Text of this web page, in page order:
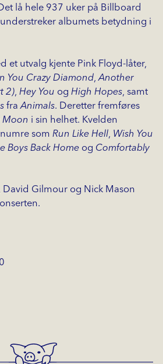
lå hele 937 uker på Billboard
albumets betydning i
et utvalg kjente Pink Floyd-låter,
You Crazy Diamond,Another
2), Hey You og High Hopes, samt
fraAnimals. Deretter fremføres
Moon i sin helhet. Kvelden
som Run Like Hell, Wish You
Boys Back Homeog Comfortably
David Gilmour og Nick Mason